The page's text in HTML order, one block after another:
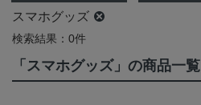
スマホグッズ
検索結果：0件
「スマホグッズ」の商品一覧